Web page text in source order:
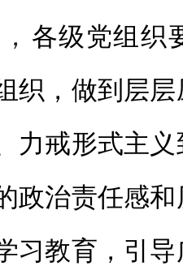
， 各级党组织
织，做到层
力戒形式主
政治责任感
习教育，引